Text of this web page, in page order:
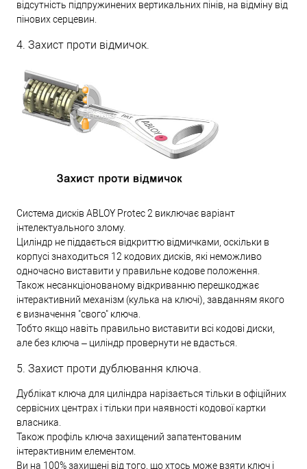
відсутність підпружинених вертикальних пінів, на відміну від
пінових серцевин.
4. Захист проти відмичок.
Система дисків ABLOY Protec 2 виключає варіант
інтелектуального злому.
Циліндр не піддається відкриттю відмичками, оскільки в
корпусі знаходиться 12 кодових дисків, які неможливо
одночасно виставити у правильне кодове положення.
Також несанкціонованому відкриванню перешкоджає
інтерактивний механізм (кулька на ключі), завданням якого
є визначення "свого" ключа.
Тобто якщо навіть правильно виставити всі кодові диски,
але без ключа – циліндр провернути не вдасться.
5. Захист проти дублювання ключа.
Дублікат ключа для циліндра нарізається тільки в офіційних
сервісних центрах і тільки при наявності кодової картки
власника.
Також профіль ключа захищений запатентованим
інтерактивним елементом.
Ви на 100% захищені від того, що хтось може взяти ключ і